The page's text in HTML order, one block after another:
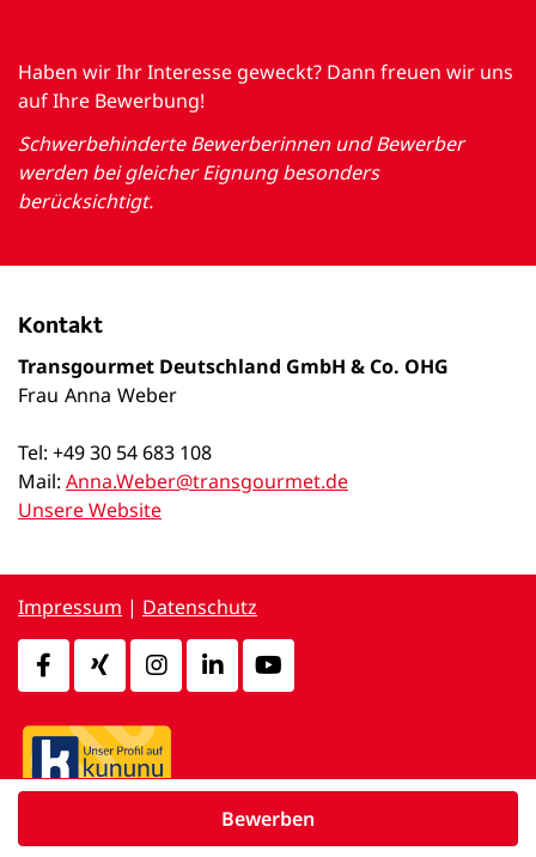
Haben wir Ihr Interesse geweckt? Dann freuen wir uns
auf Ihre Bewerbung!
Schwerbehinderte Bewerberinnen und Bewerber
werden bei gleicher Eignung besonders
berücksichtigt.
Kontakt
Transgourmet Deutschland GmbH & Co. OHG
Frau Anna Weber
Tel: +49 30 54 683 108
Mail: Anna.Weber@transgourmet.de
Unsere Website
Bewerben
Impressum | Datenschutz